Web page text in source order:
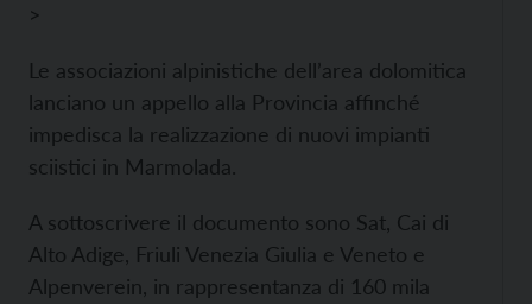
>
Le associazioni alpinistiche dell’area dolomitica
lanciano un appello alla Provincia affinché
impedisca la realizzazione di nuovi impianti
sciistici in Marmolada.
A sottoscrivere il documento sono Sat, Cai di
Alto Adige, Friuli Venezia Giulia e Veneto e
Alpenverein, in rappresentanza di 160 mila